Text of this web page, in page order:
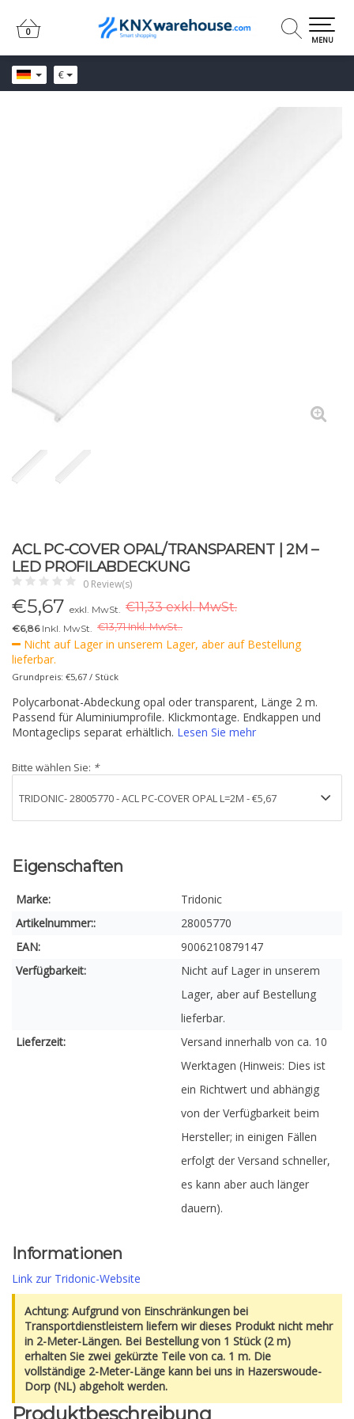
€
0
0
MENU
ACL PC-COVER OPAL/TRANSPARENT | 2M –
LED PROFILABDECKUNG
0 Review(s)
€5,67 exkl. MwSt. €11,33 exkl. MwSt.
€6,86Inkl. MwSt. €13,71 Inkl. MwSt..
Nicht auf Lager in unserem Lager, aber auf Bestellung
lieferbar.
Grundpreis: €5,67 / Stück
Polycarbonat-Abdeckung opal oder transparent, Länge 2 m.
Passend für Aluminiumprofile. Klickmontage. Endkappen und
Montageclips separat erhältlich. Lesen Sie mehr
Bitte wählen Sie: *
Eigenschaften
Marke:
Tridonic
Artikelnummer::
28005770
EAN:
9006210879147
Verfügbarkeit:
Nicht auf Lager in unserem
Lager, aber auf Bestellung
lieferbar.
Lieferzeit:
Versand innerhalb von ca. 10
Werktagen (Hinweis: Dies ist
ein Richtwert und abhängig
von der Verfügbarkeit beim
Hersteller; in einigen Fällen
erfolgt der Versand schneller,
es kann aber auch länger
dauern).
Informationen
Link zur Tridonic-Website
Achtung: Aufgrund von Einschränkungen bei
Transportdienstleistern liefern wir dieses Produkt nicht mehr
in 2-Meter-Längen. Bei Bestellung von 1 Stück (2 m)
erhalten Sie zwei gekürzte Teile von ca. 1 m. Die
vollständige 2-Meter-Länge kann bei uns in Hazerswoude-
Dorp (NL) abgeholt werden.
Produktbeschreibung